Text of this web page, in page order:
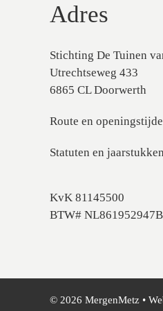
Adres
Stichting De Tuinen
Utrechtseweg 433
6865 CL Doorwerth
Route en
Statuten en jaarstukken
KvK 81145500
BTW#
© 2026 MergenMetz •